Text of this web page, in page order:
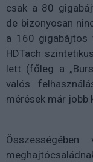
csak a 80
de bizonyosan
a 160 gigabájtos
HDTach
lett (főleg a
valós
mérések már